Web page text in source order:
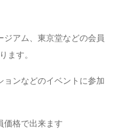
アム、東京堂などの会員
ます。
ンなどのイベントに参加
価格で出来ます